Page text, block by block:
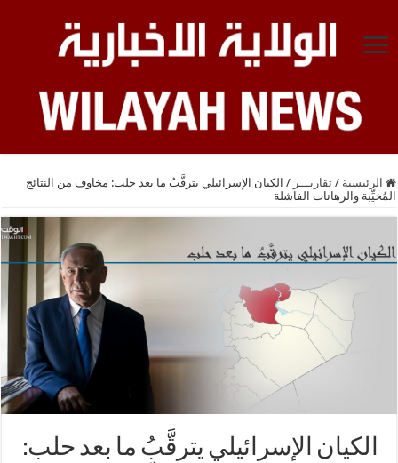
الرئيسية / تقاريـــر / الكيان الإسرائيلي يترقَّبُ ما بعد حلب: مخاوف من النتائج
المُخيِّبة والرهانات الفاشلة
الكيان الإسرائيلي يترقَّبُ ما بعد حلب: